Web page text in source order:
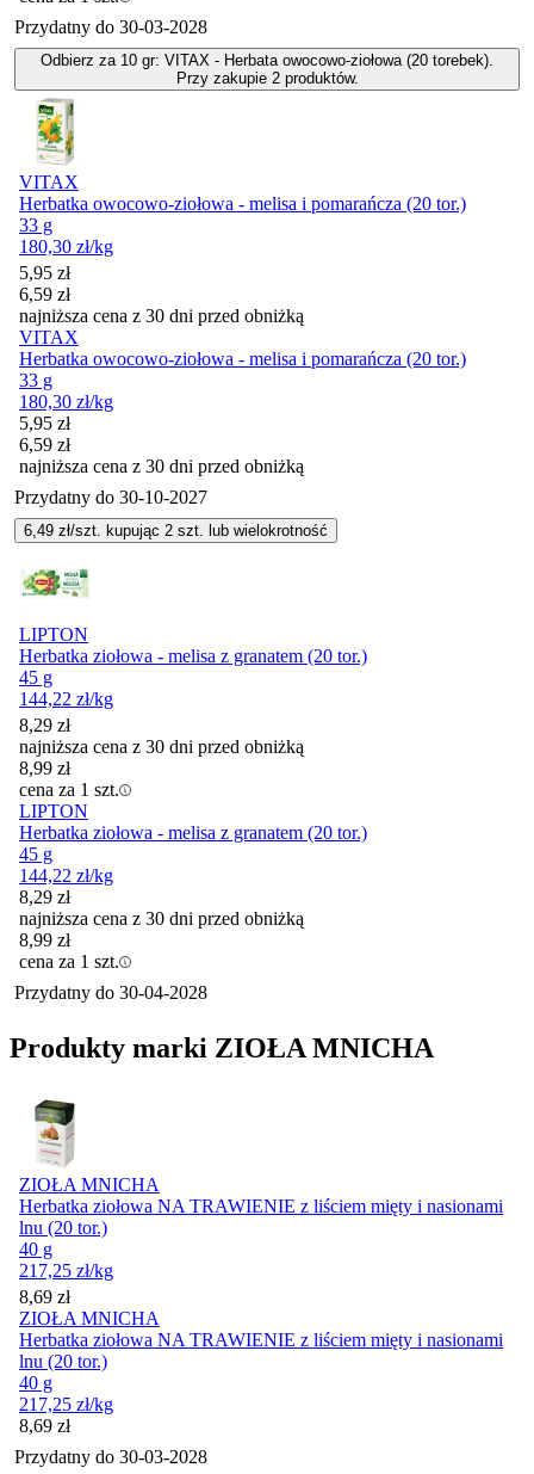
Przydatny do 30-03-2028
Odbierz za 10 gr: VITAX - Herbata owocowo-ziołowa (20 torebek).
Przy zakupie 2 produktów.
VITAX
Herbatka owocowo-ziołowa - melisa i pomarańcza (20 tor.)
33 g
180,30 zł/kg
Cena promocyjna
5,95 zł
6,59 zł
najniższa cena z 30 dni przed obniżką
VITAX
Herbatka owocowo-ziołowa - melisa i pomarańcza (20 tor.)
33 g
180,30 zł/kg
Cena promocyjna
5,95 zł
6,59 zł
najniższa cena z 30 dni przed obniżką
Przydatny do 30-10-2027
6,49 zł/szt. kupując 2 szt. lub wielokrotność
LIPTON
Herbatka ziołowa - melisa z granatem (20 tor.)
45 g
144,22 zł/kg
8,29 zł
najniższa cena z 30 dni przed obniżką
8,99 zł
cena za 1 szt.
LIPTON
Herbatka ziołowa - melisa z granatem (20 tor.)
45 g
144,22 zł/kg
8,29 zł
najniższa cena z 30 dni przed obniżką
8,99 zł
cena za 1 szt.
Przydatny do 30-04-2028
Produkty marki ZIOŁA MNICHA
ZIOŁA MNICHA
Herbatka ziołowa NA TRAWIENIE z liściem mięty i nasionami
lnu (20 tor.)
40 g
217,25 zł/kg
Cena
8,69 zł
ZIOŁA MNICHA
Herbatka ziołowa NA TRAWIENIE z liściem mięty i nasionami
lnu (20 tor.)
40 g
217,25 zł/kg
Cena
8,69 zł
Przydatny do 30-03-2028